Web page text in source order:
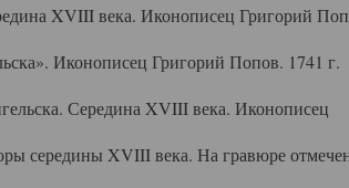
XVIII века. Иконописец Григорий
Иконописец Григорий Попов. 1741 г.
Середина XVIII века. Иконописец
середины XVIII века. На гравюре